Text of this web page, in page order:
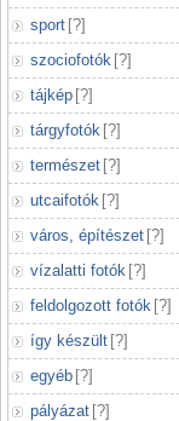
sport [?]
szociofotók [?]
tájkép [?]
tárgyfotók [?]
természet [?]
utcaifotók [?]
város, építészet [?]
vízalatti fotók [?]
feldolgozott fotók [?]
így készült [?]
egyéb [?]
pályázat [?]